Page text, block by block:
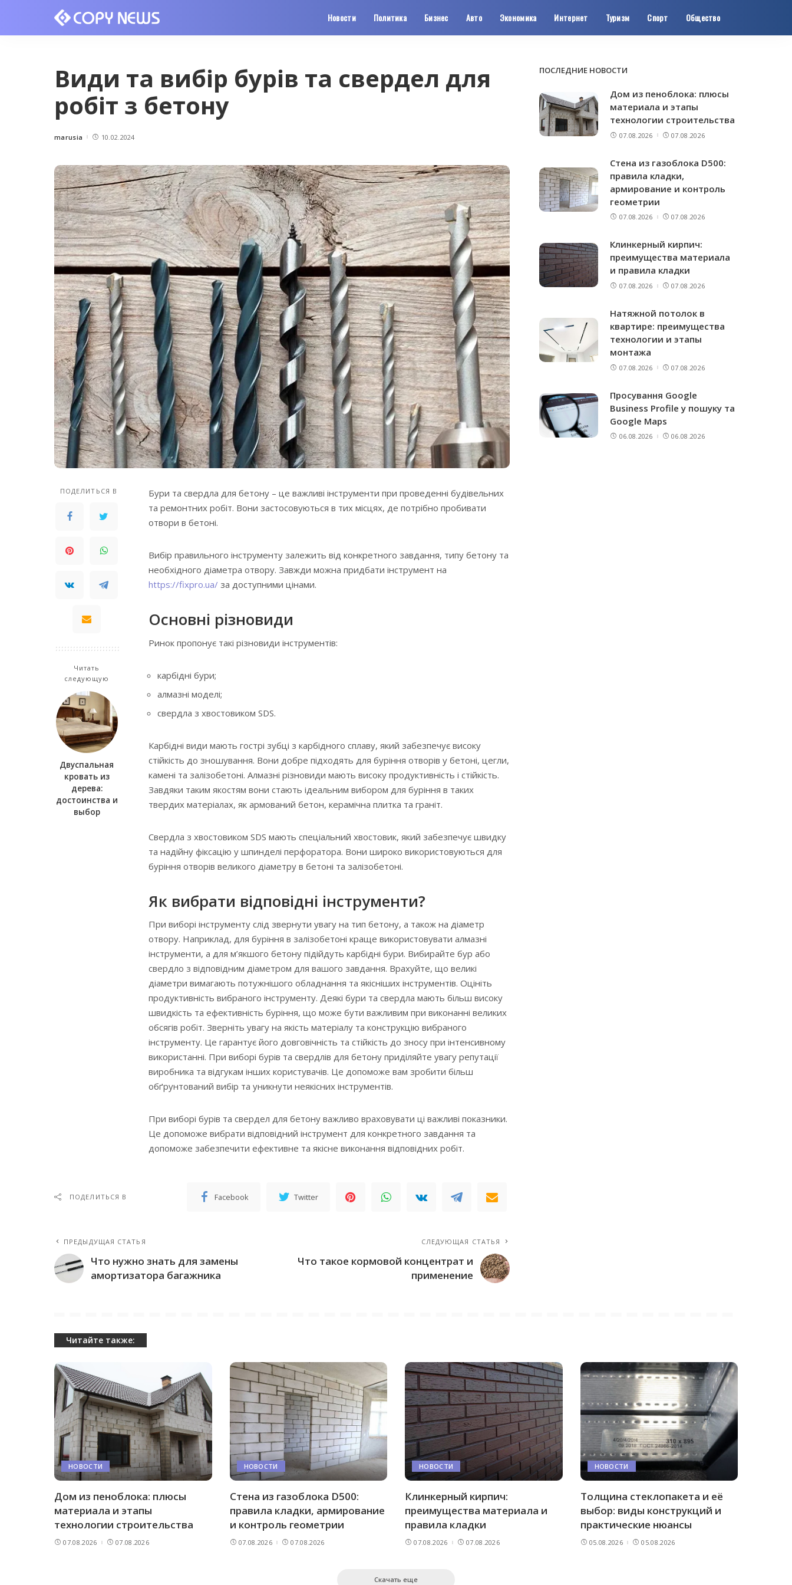
Новости Политика Бизнес Авто Экономика Интернет Туризм Спорт Общество
Види та вибір бурів та свердел для
робіт з бетону
Posted
marusia 10.02.2024
ПОДЕЛИТЬСЯ В
Читать
следующую
Двуспальная
кровать из
дерева:
достоинства и
выбор
Бури та свердла для бетону – це важливі інструменти при проведенні будівельних
та ремонтних робіт. Вони застосовуються в тих місцях, де потрібно пробивати
отвори в бетоні.
Вибір правильного інструменту залежить від конкретного завдання, типу бетону та
необхідного діаметра отвору. Завжди можна придбати інструмент на
https://fixpro.ua/ за доступними цінами.
Основні різновиди
Ринок пропонує такі різновиди інструментів:
карбідні бури;
алмазні моделі;
свердла з хвостовиком SDS.
Карбідні види мають гострі зубці з карбідного сплаву, який забезпечує високу
стійкість до зношування. Вони добре підходять для буріння отворів у бетоні, цегли,
камені та залізобетоні. Алмазні різновиди мають високу продуктивність і стійкість.
Завдяки таким якостям вони стають ідеальним вибором для буріння в таких
твердих матеріалах, як армований бетон, керамічна плитка та граніт.
Свердла з хвостовиком SDS мають спеціальний хвостовик, який забезпечує швидку
та надійну фіксацію у шпинделі перфоратора. Вони широко використовуються для
буріння отворів великого діаметру в бетоні та залізобетоні.
Як вибрати відповідні інструменти?
При виборі інструменту слід звернути увагу на тип бетону, а також на діаметр
отвору. Наприклад, для буріння в залізобетоні краще використовувати алмазні
інструменти, а для м’якшого бетону підійдуть карбідні бури. Вибирайте бур або
свердло з відповідним діаметром для вашого завдання. Врахуйте, що великі
діаметри вимагають потужнішого обладнання та якісніших інструментів. Оцініть
продуктивність вибраного інструменту. Деякі бури та свердла мають більш високу
швидкість та ефективність буріння, що може бути важливим при виконанні великих
обсягів робіт. Зверніть увагу на якість матеріалу та конструкцію вибраного
інструменту. Це гарантує його довговічність та стійкість до зносу при інтенсивному
використанні. При виборі бурів та свердлів для бетону приділяйте увагу репутації
виробника та відгукам інших користувачів. Це допоможе вам зробити більш
обґрунтований вибір та уникнути неякісних інструментів.
При виборі бурів та свердел для бетону важливо враховувати ці важливі показники.
Це допоможе вибрати відповідний інструмент для конкретного завдання та
допоможе забезпечити ефективне та якісне виконання відповідних робіт.
ПОДЕЛИТЬСЯ В Facebook Twitter
ПРЕДЫДУЩАЯ СТАТЬЯ
Что нужно знать для замены
амортизатора багажника
СЛЕДУЮЩАЯ СТАТЬЯ
Что такое кормовой концентрат и
применение
ПОСЛЕДНИЕ НОВОСТИ
Дом из пеноблока: плюсы
материала и этапы
технологии строительства
07.08.2026 07.08.2026
Стена из газоблока D500:
правила кладки,
армирование и контроль
геометрии
07.08.2026 07.08.2026
Клинкерный кирпич:
преимущества материала
и правила кладки
07.08.2026 07.08.2026
Натяжной потолок в
квартире: преимущества
технологии и этапы
монтажа
07.08.2026 07.08.2026
Просування Google
Business Profile у пошуку та
Google Maps
06.08.2026 06.08.2026
Читайте также:
НОВОСТИ
Дом из пеноблока: плюсы
материала и этапы
технологии строительства
07.08.2026 07.08.2026
НОВОСТИ
Стена из газоблока D500:
правила кладки, армирование
и контроль геометрии
07.08.2026 07.08.2026
НОВОСТИ
Клинкерный кирпич:
преимущества материала и
правила кладки
07.08.2026 07.08.2026
НОВОСТИ
Толщина стеклопакета и её
выбор: виды конструкций и
практические нюансы
05.08.2026 05.08.2026
Скачать еще